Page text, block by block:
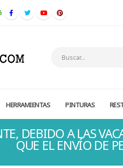
HERRAMIENTAS PINTURAS
DEBIDO A LAS
QUE EL ENVÍO DE